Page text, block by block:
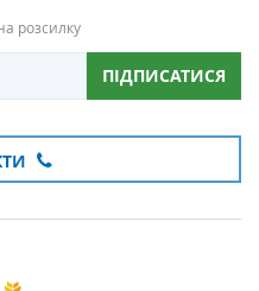
розсилку
ПІДПИСАТИСЯ